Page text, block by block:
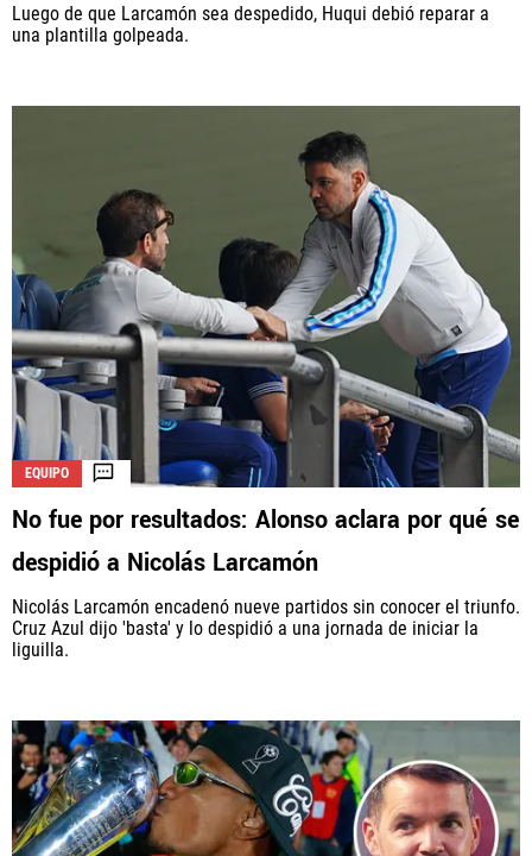
Luego de que Larcamón sea despedido, Huqui debió reparar a
una plantilla golpeada.
EQUIPO
No fue por resultados: Alonso aclara por qué se
despidió a Nicolás Larcamón
Nicolás Larcamón encadenó nueve partidos sin conocer el triunfo.
Cruz Azul dijo 'basta' y lo despidió a una jornada de iniciar la
liguilla.